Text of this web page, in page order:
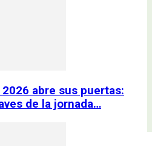
abre sus puertas:
de la jornada…